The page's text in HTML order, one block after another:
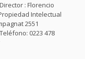
: Florencio
Intelectual
2551
0223 478